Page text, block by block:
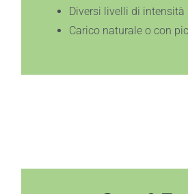
Diversi livelli di intensità
Carico naturale o con